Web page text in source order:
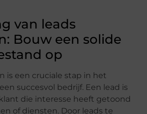
van leads
Bouw een solide
op
is een cruciale stap in het
succesvol bedrijf. Een lead is
die interesse heeft getoond
of diensten. Door leads te